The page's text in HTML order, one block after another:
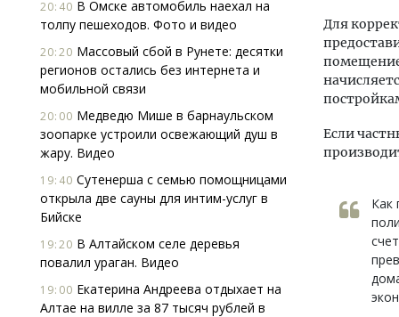
20:40 В Омске автомобиль наехал на
толпу пешеходов. Фото и видео
20:20 Массовый сбой в Рунете: десятки
регионов остались без интернета и
мобильной связи
20:00 Медведю Мише в барнаульском
зоопарке устроили освежающий душ в
жару. Видео
19:40 Сутенерша с семью помощницами
открыла две сауны для интим-услуг в
Бийске
19:20 В Алтайском селе деревья
повалил ураган. Видео
19:00 Екатерина Андреева отдыхает на
Алтае на вилле за 87 тысяч рублей в
Для
Если
Как